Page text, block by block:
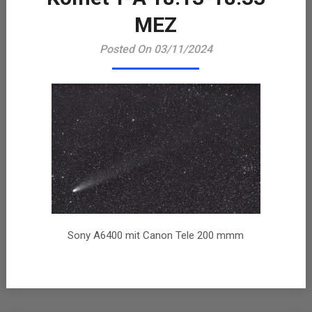
MEZ
Posted On 03/11/2024
Sony A6400 mit Canon Tele 200 mmm